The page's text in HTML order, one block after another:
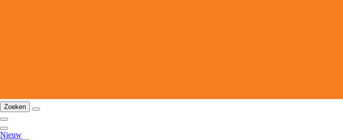
Zoeken
Nieuw